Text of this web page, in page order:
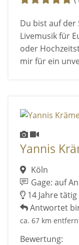
Du bist auf der
Livemusik für
oder
mir für ein
Yannis
Köln
Gage: auf
14 Jahre tätig
Antwortet
ca. 67 km
Bewertung: